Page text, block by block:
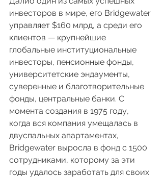
инвесторов в мире, его Bridgewater
управляет $160 млрд, а среди его
клиентов — крупнейшие
глобальные институциональные
инвесторы, пенсионные фонды,
университетские эндаументы,
суверенные и благотворительные
фонды, центральные банки. С
момента создания в 1975 году,
когда вся компания умещалась в
двуспальных апартаментах,
Bridgewater выросла в фонд с 1500
сотрудниками, которому за эти
годы удалось заработать для своих